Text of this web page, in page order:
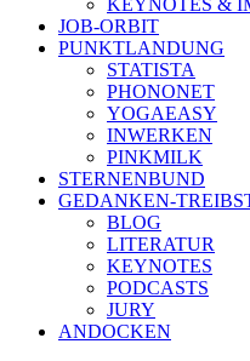
KEYNOTES &
JOB-ORBIT
PUNKTLANDUNG
STATISTA
PHONONET
YOGAEASY
INWERKEN
PINKMILK
STERNENBUND
GEDANKEN-
BLOG
LITERATUR
KEYNOTES
PODCASTS
JURY
ANDOCKEN